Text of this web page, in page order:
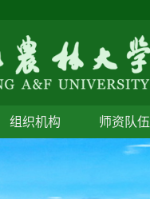
组织机构 师资队伍